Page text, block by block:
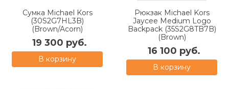
Сумка Michael Kors
(30S2G7HL3B)
(Brown/Acorn)
19 300 руб.
В корзину
Рюкзак Michael Kors
Jaycee Medium Logo
Backpack (35S2G8TB7B)
(Brown)
16 100 руб.
В корзину